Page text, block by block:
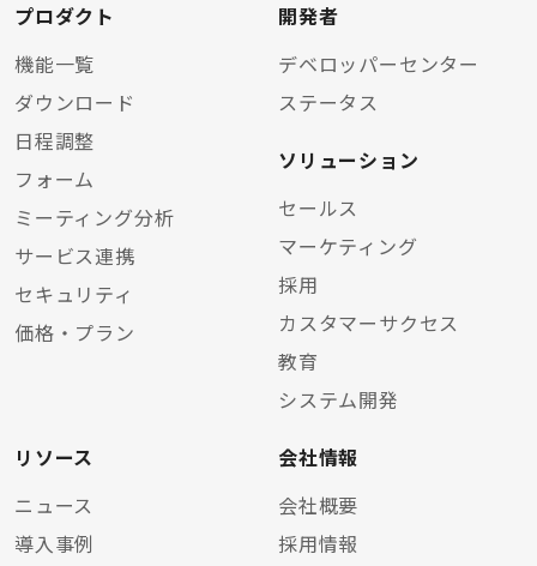
プロダクト
機能一覧
ダウンロード
日程調整
フォーム
ミーティング分析
サービス連携
セキュリティ
価格・プラン
開発者
デベロッパーセンター
ステータス
ソリューション
セールス
マーケティング
採用
カスタマーサクセス
教育
システム開発
リソース
ニュース
導入事例
会社情報
会社概要
採用情報